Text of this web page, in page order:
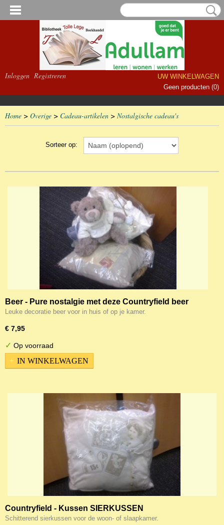
Inloggen Registreren
UW WINKELWAGEN
Geen producten (0)
Home > Overige > Cadeau-artikelen > Nostalgische cadeau's
Sorteer op:
Beer - Pure nostalgie met deze Countryfield beer
Leuke decoratie beer voor in huis of op je kamer.
€ 7,95
✓ Op voorraad
IN WINKELWAGEN
Countryfield - Kussen SIERKUSSEN
Schitterend sierkussen voor de woon- of slaapkamer.